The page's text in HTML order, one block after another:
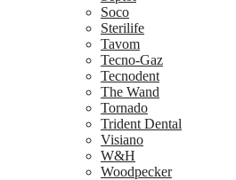
Soco
Sterilife
Tavom
Tecno-Gaz
Tecnodent
The Wand
Tornado
Trident Dental
Visiano
W&H
Woodpecker